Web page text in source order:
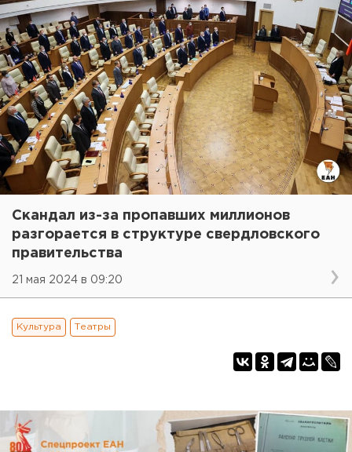
Скандал из-за пропавших миллионов
разгорается в структуре свердловского
правительства
21 мая 2024 в 09:20
Культура Театры